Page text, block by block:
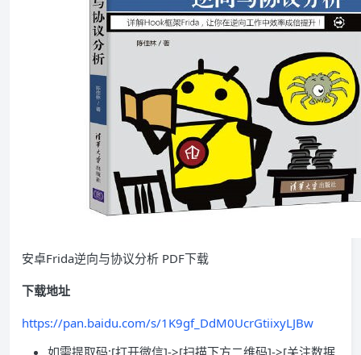
安卓Frida逆向与协议分析 PDF下载
下载地址
https://pan.baidu.com/s/1K9gf_DdM0UcrGtiixyLJBw
如需提取码:[打开微信]->[扫描下方二维码]->[关注数据